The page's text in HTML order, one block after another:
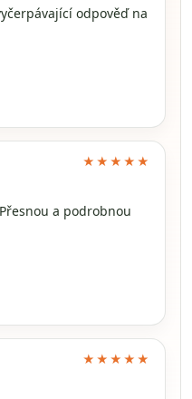
odpověď na
★★★★★
a podrobnou
★★★★★